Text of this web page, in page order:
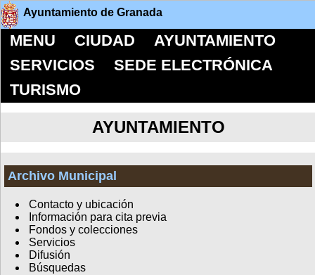
Ayuntamiento de Granada
MENU CIUDAD
AYUNTAMIENTO
SERVICIOS
SEDE ELECTRÓNICA
TURISMO
AYUNTAMIENTO
Archivo Municipal
Contacto y ubicación
Información para cita previa
Fondos y colecciones
Servicios
Difusión
Búsquedas